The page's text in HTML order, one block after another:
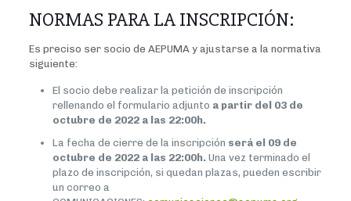
NORMAS PARA LA INSCRIPCIÓN:
Es preciso ser socio de AEPUMA y ajustarse a la normativa
siguiente:
El socio debe realizar la petición de inscripción
rellenando el formulario adjunto a partir del 03 de
octubre de 2022 a las 22:00h.
La fecha de cierre de la inscripción será el 09 de
octubre de 2022 a las 22:00h. Una vez terminado el
plazo de inscripción, si quedan plazas, pueden escribir
un correo a